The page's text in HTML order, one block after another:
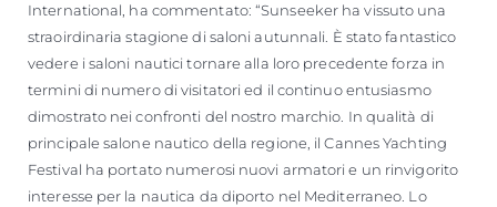
International, ha commentato: “Sunseeker ha vissuto una
straoirdinaria stagione di saloni autunnali. È stato fantastico
vedere i saloni nautici tornare alla loro precedente forza in
termini di numero di visitatori ed il continuo entusiasmo
dimostrato nei confronti del nostro marchio. In qualità di
principale salone nautico della regione, il Cannes Yachting
Festival ha portato numerosi nuovi armatori e un rinvigorito
interesse per la nautica da diporto nel Mediterraneo. Lo